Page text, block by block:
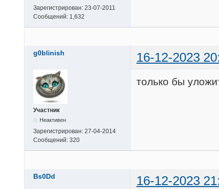
Зарегистрирован: 23-07-2011
Сообщений: 1,632
g0blinish 16-12-2023
Участник
Неактивен
Зарегистрирован: 27-04-2014
Сообщений: 320
только бы
Bs0Dd 16-12-2023